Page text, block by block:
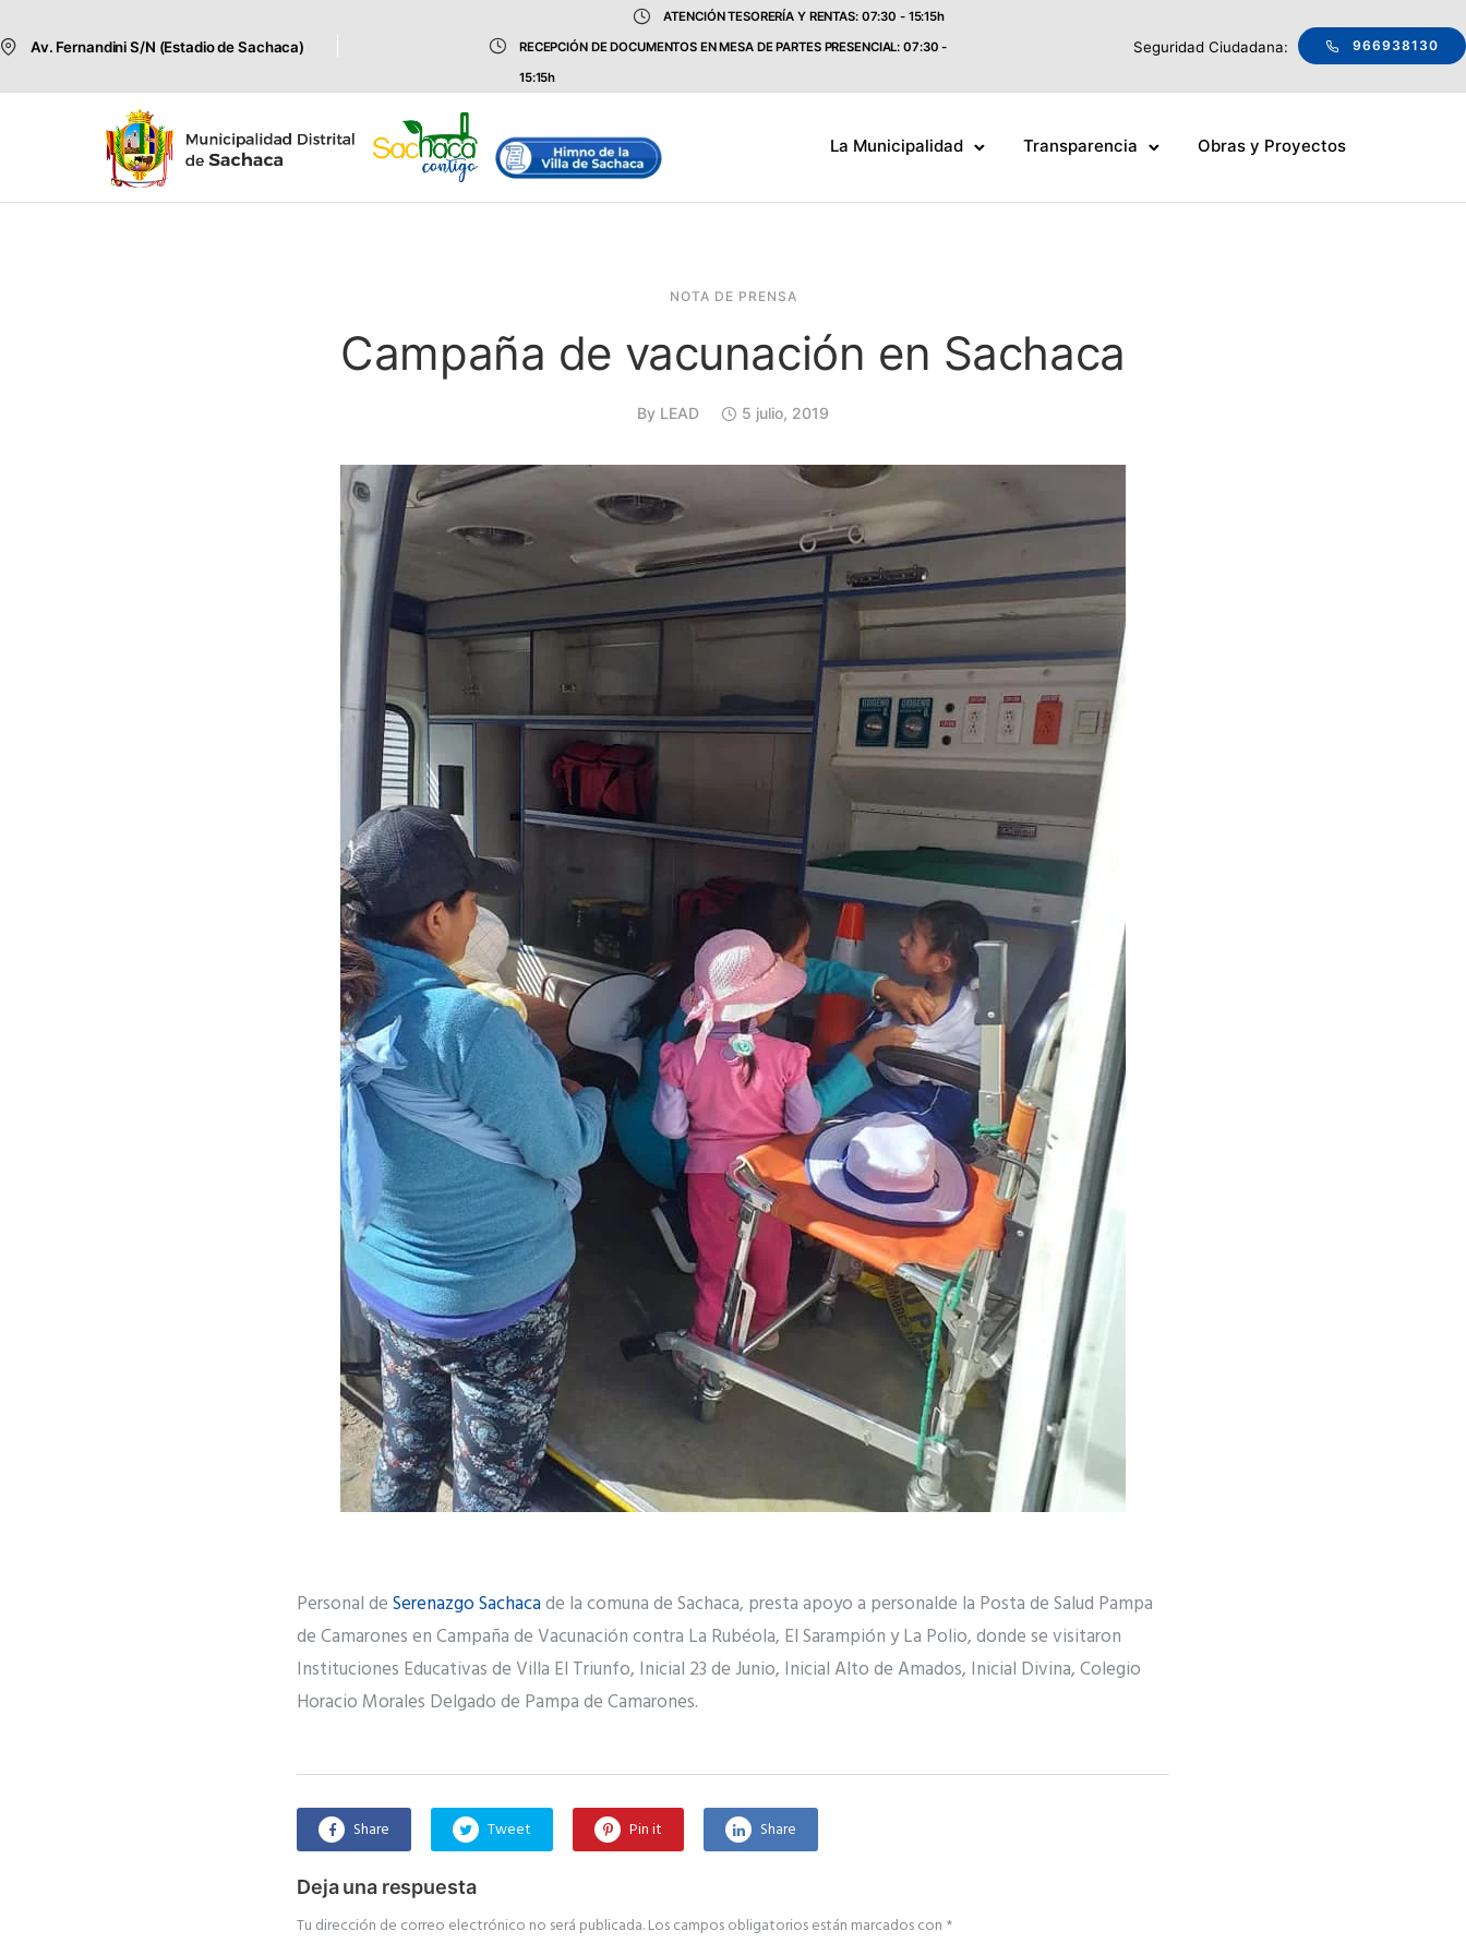
Av. Fernandini S/N (Estadio de Sachaca)
ATENCIÓN TESORERÍA Y RENTAS: 07:30 - 15:15h
RECEPCIÓN DE DOCUMENTOS EN MESA DE PARTES PRESENCIAL: 07:30 -
15:15h
Seguridad Ciudadana: 966938130
La Municipalidad Transparencia Obras y Proyectos
NOTA DE PRENSA
Campaña de vacunación en Sachaca
By LEAD 5 julio, 2019
Personal deSerenazgo Sachacade la comuna de Sachaca, presta apoyo a personalde la Posta de Salud Pampa
de Camarones en Campaña de Vacunación contra La Rubéola, El Sarampión y La Polio, donde se visitaron
Instituciones Educativas de Villa El Triunfo, Inicial 23 de Junio, Inicial Alto de Amados, Inicial Divina, Colegio
Horacio Morales Delgado de Pampa de Camarones.
Share Tweet Pin it Share
Deja una respuesta
Tu dirección de correo electrónico no será publicada.Los campos obligatorios están marcados con *